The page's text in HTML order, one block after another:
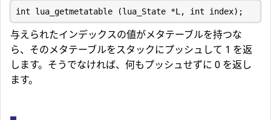
与えられたインデックスの値がメタテーブルを持つな
ら、そのメタテーブルをスタックにプッシュして 1 を返
します。そうでなければ、何もプッシュせずに 0 を返し
ます。